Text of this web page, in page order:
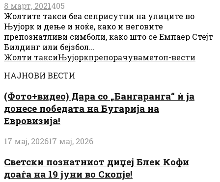
8 март, 2021405
Жолтите такси беа сеприсутни на улиците во
Њујорк и дење и ноќе, како и неговите
препознатливи симболи, како што се Емпаер Стејт
Билдинг или бејзбол...
Жолти таксиЊујоркпрепорачуваметоп-вести
НАЈНОВИ ВЕСТИ
(Фото+видео) Дара со „Бангаранга“ ѝ ја
донесе победата на Бугарија на
Евровизија!
17 мај, 202617 мај, 2026
Светски познатниот диџеј Блек Кофи
доаѓа на 19 јуни во Скопје!